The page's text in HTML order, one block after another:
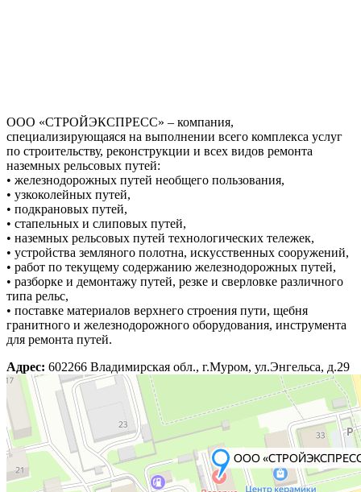
ООО «СТРОЙЭКСПРЕСС» – компания,
специализирующаяся на выполнении всего комплекса услуг
по строительству, реконструкции и всех видов ремонта
наземных рельсовых путей:
• железнодорожных путей необщего пользования,
• узкоколейных путей,
• подкрановых путей,
• стапельных и слиповых путей,
• наземных рельсовых путей технологических тележек,
• устройства земляного полотна, искусственных сооружений,
• работ по текущему содержанию железнодорожных путей,
• разборке и демонтажу путей, резке и сверловке различного
типа рельс,
• поставке материалов верхнего строения пути, щебня
гранитного и железнодорожного оборудования, инструмента
для ремонта путей.
Адрес: 602266 Владимирская обл., г.Муром, ул.Энгельса, д.29